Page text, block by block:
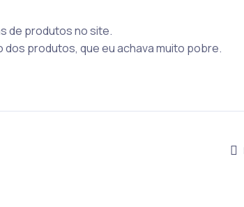
de produtos no site.
produtos, que eu achava muito pobre.